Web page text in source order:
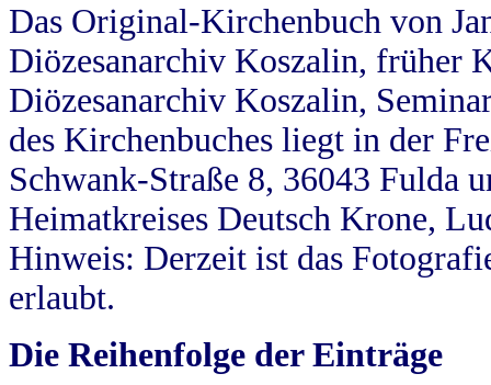
Das Original-Kirchenbuch von
Diözesanarchiv Koszalin, früher
Diözesanarchiv Koszalin,
des Kirchenbuches liegt in der
Schwank-Straße 8, 36043 Fulda
Heimatkreises Deutsch Krone,
Hinweis: Derzeit ist das
erlaubt.
Die Reihenfolge der Einträge